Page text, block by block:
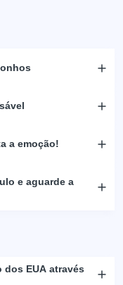
a emoção!
e aguarde a
dos EUA através